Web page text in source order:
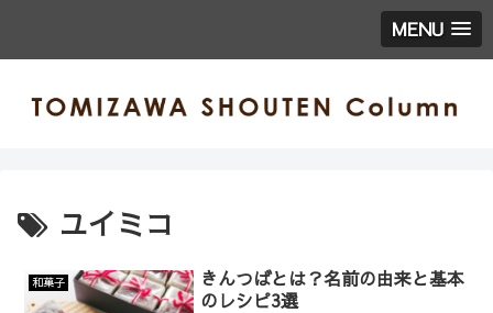
MENU
ユイミコ
和菓子
きんつばとは？名前の由来と基本
のレシピ3選